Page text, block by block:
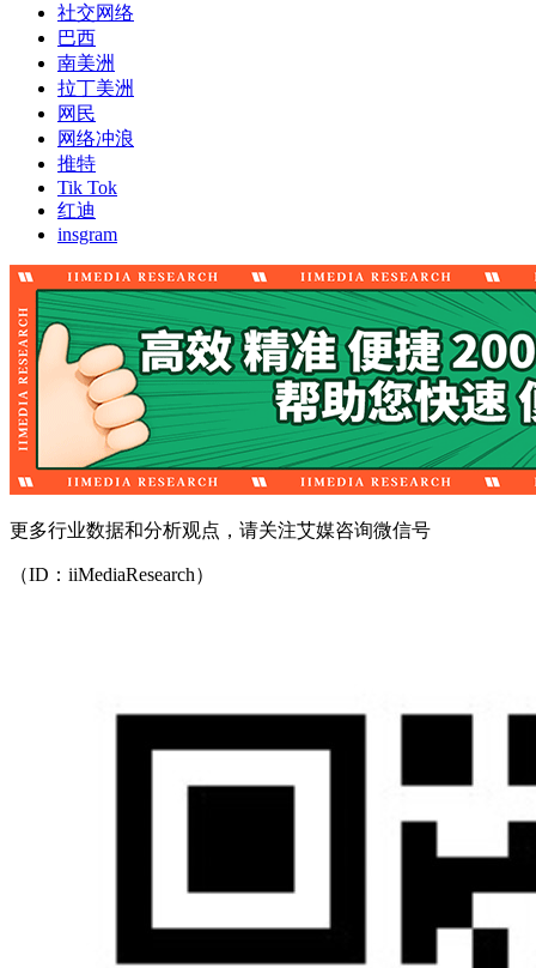
社交网络
巴西
南美洲
拉丁美洲
网民
网络冲浪
推特
Tik Tok
红迪
insgram
更多行业数据和分析观点，请关注艾媒咨询微信号
（ID：iiMediaResearch）